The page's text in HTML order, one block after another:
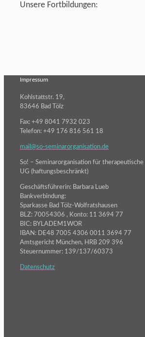
Unsere Fortbildungen:
Impressum
Kohlstattstr. 19,
83646 Bad Tölz
Fax: +49 8041 7932 023
Telefon: +49 176 816 561 18
mail@so-seminarorganisation.de
So! – Seminarorganisation für
UG (haftungsbeschränkt)
Geschäftsführerin: Barbara Lueb
Bankverbindung:
Sparkasse Bad Tölz-Wolfratshausen
BLZ: 70054306 , Konto: 11 3694 77
BIC: BYLADEM1WOR
IBAN: DE48 7005 4306 0011 3694 77
Amtsgericht München, HRB 209 396
Steuernummer: 139/137/60373
Datenschutz